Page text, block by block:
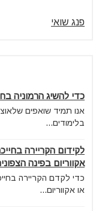
פנג שואי
כדי להשיג הרמוניה
אנו תמיד שואפים
בלימודים...
לקידום הקריירה
אקווריום בפינה
כדי לקדם הקריירה
או אקווריום...